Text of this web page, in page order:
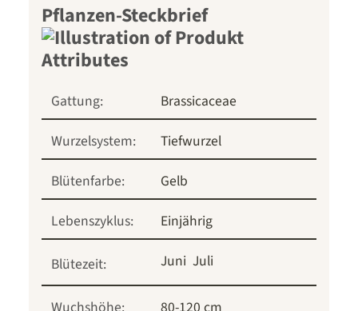
Pflanzen-Steckbrief
Gattung:
Brassicaceae
Wurzelsystem:
Tiefwurzel
Blütenfarbe:
Gelb
Lebenszyklus:
Einjährig
Blütezeit: Juni Juli